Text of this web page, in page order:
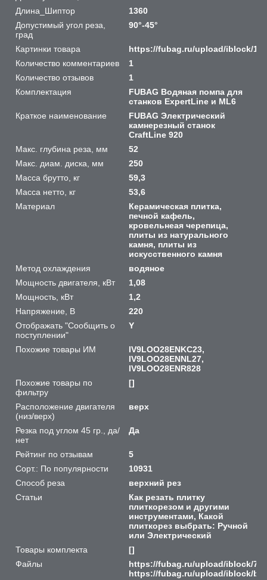
Длина_Шиптор
1360
Допустимый угол реза,
град
90°-45°
Картинки товара
https://fubag.ru/upload/iblock/
Количество комментариев
1
Количество отзывов
1
Комплектация
FUBAG Водяная помпа для
станков ExpertLine и ML6
Краткое наименование
FUBAG Электрический
камнерезный станок
CraftLine 920
Макс. глубина реза, мм
52
Макс. диам. диска, мм
250
Масса брутто, кг
59,3
Масса нетто, кг
53,6
Материал
Керамическая плитка,
печной кафель,
кровельнеая черепица,
плиты из натурального
камня, плиты из
искусственного камня
Метод охлаждения
водяное
Мощность двигателя, кВт
1,08
Мощность, кВт
1,2
Напряжение, В
220
Отображать "Сообщить о
поступлении"
Y
Похожие товары ИМ
IV9LOO28ENKC23,
IV9LOO28ENNL27,
IV9LOO28ENR828
Похожие товары по
фильтру
[]
Расположение двигателя
(низ/верх)
верх
Резка под углом 45 гр., да/
нет
Да
Рейтинг по отзывам
5
Сорт.: По популярности
10931
Способ реза
верхний рез
Статьи
Как резать плитку
плиткорезом и другими
инструментами, Какой
плиткорез выбрать: Ручной
или Электрический
Товары комплекта
[]
Файлы
https://fubag.ru/upload/iblock/
https://fubag.ru/upload/iblock/